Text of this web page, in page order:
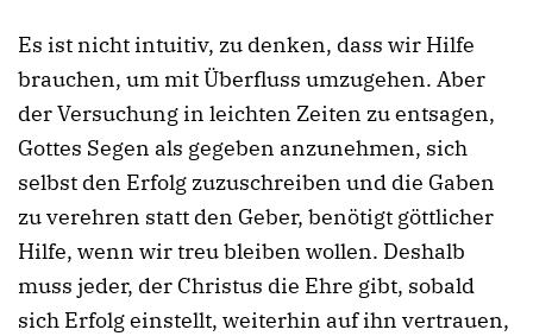
Es ist nicht intuitiv, zu denken, dass wir Hilfe
brauchen, um mit Überfluss umzugehen. Aber
der Versuchung in leichten Zeiten zu entsagen,
Gottes Segen als gegeben anzunehmen, sich
selbst den Erfolg zuzuschreiben und die Gaben
zu verehren statt den Geber, benötigt göttlicher
Hilfe, wenn wir treu bleiben wollen. Deshalb
muss jeder, der Christus die Ehre gibt, sobald
sich Erfolg einstellt, weiterhin auf ihn vertrauen,